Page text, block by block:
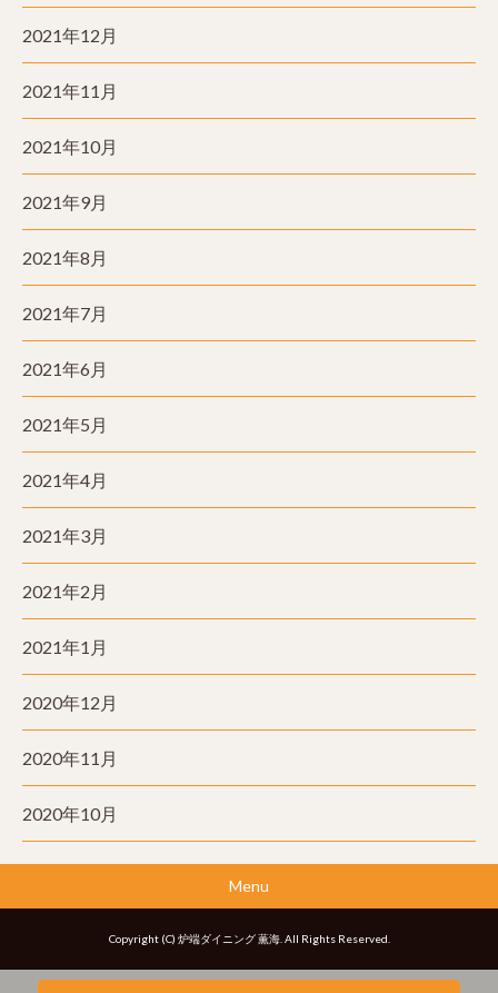
2021年12月
2021年11月
2021年10月
2021年9月
2021年8月
2021年7月
2021年6月
2021年5月
2021年4月
2021年3月
2021年2月
2021年1月
2020年12月
2020年11月
2020年10月
Menu
Copyright (C) 炉端ダイニング 薫海. All Rights Reserved.